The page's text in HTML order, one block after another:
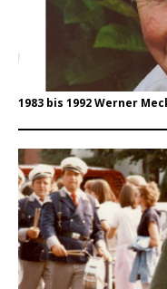
1983 bis 1992 Werner